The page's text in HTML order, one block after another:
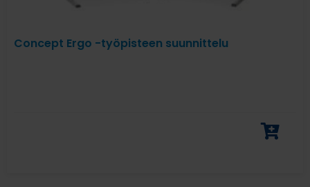
Concept Ergo -työpisteen suunnittelu